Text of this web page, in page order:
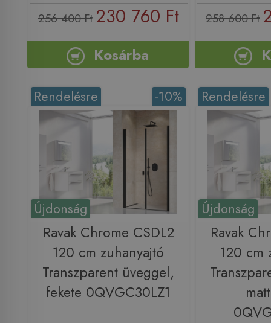
256 400 Ft 230 760 Ft
Kosárba
258 600 Ft
Újdonság
-10%
Rendelésre
Ravak Chrome CSDL2
120 cm zuhanyajtó
Transzparent üveggel,
fekete 0QVGC30LZ1
Újdonság
Rendelésre
Ravak
120 cm